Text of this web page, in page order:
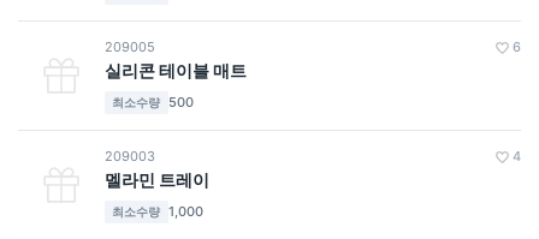
209005 6
실리콘 테이블 매트
최소수량 500
209003 4
멜라민 트레이
최소수량 1,000